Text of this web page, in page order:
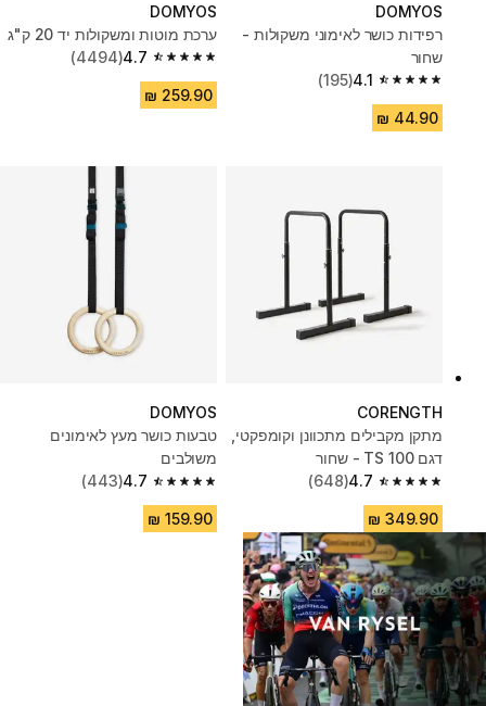
DOMYOS
רפידות כושר לאימוני משקולות -
שחור
4.1
(195)
DOMYOS
ערכת מוטות ומשקולות יד 20 ק"ג
4.7
(4494)
CORENGTH
מתקן מקבילים מתכוונן וקומפקטי,
דגם ‎ TS 100- שחור
4.7
4.7 out of 5 stars from 648 reviews
(648)
DOMYOS
טבעות כושר מעץ לאימונים
משולבים
4.7
4.7 out of 5 stars from 443 reviews
(443)